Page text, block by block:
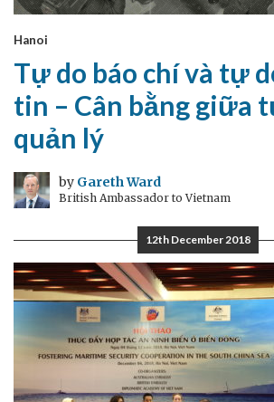
Hanoi
Tự do báo chí và tự
tin – Cân bằng giữa
quản lý
by Gareth Ward
British Ambassador to Vietnam
12th December 2018